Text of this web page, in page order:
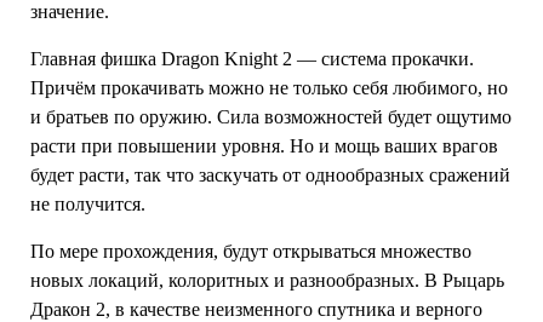
значение.
Главная фишка Dragon Knight 2 — система прокачки.
Причём прокачивать можно не только себя любимого, но
и братьев по оружию. Сила возможностей будет ощутимо
расти при повышении уровня. Но и мощь ваших врагов
будет расти, так что заскучать от однообразных сражений
не получится.
По мере прохождения, будут открываться множество
новых локаций, колоритных и разнообразных. В Рыцарь
Дракон 2, в качестве неизменного спутника и верного